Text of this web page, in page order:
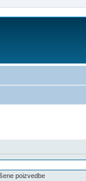
poizvedbe